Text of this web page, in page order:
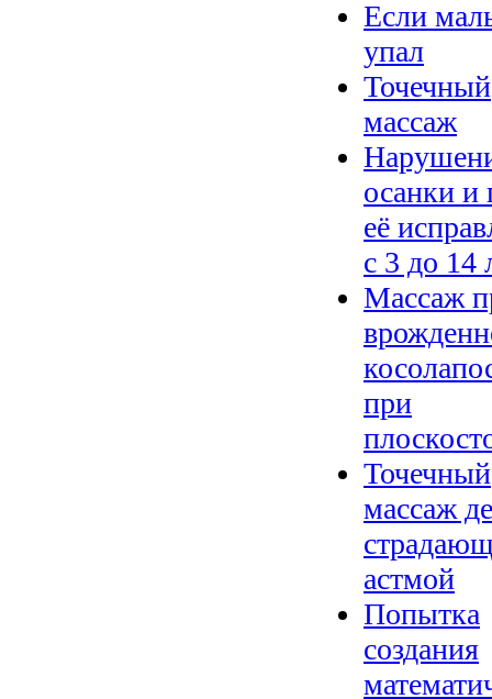
Если
упал
Точечный
массаж
осанки и
её
с 3 до 14
Массаж
при
Точечный
массаж
астмой
Попытка
создания